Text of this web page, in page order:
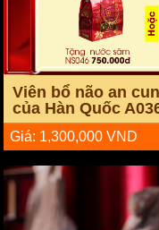
Viên bổ não an
của Hàn Quốc
Giá: 1,300,000 VND